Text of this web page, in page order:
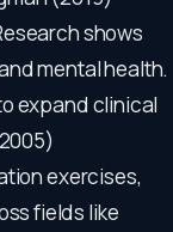
shows
mental health.
expand clinical
exercises,
fields like